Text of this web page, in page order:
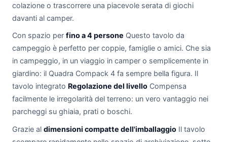
colazione o trascorrere una piacevole serata di giochi
davanti al camper.
Con spazio per fino a 4 persone Questo tavolo da
campeggio è perfetto per coppie, famiglie o amici. Che sia
in campeggio, in un viaggio in camper o semplicemente in
giardino: il Quadra Compack 4 fa sempre bella figura. Il
tavolo integrato Regolazione del livello Compensa
facilmente le irregolarità del terreno: un vero vantaggio nei
parcheggi su ghiaia, prati o boschi.
Grazie al dimensioni compatte dell'imballaggio Il tavolo